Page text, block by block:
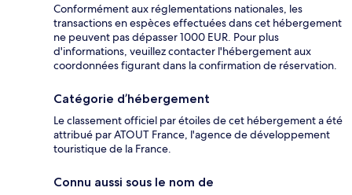
Conformément aux réglementations nationales, les
transactions en espèces effectuées dans cet hébergement
ne peuvent pas dépasser 1000 EUR. Pour plus
d'informations, veuillez contacter l'hébergement aux
coordonnées figurant dans la confirmation de réservation.
Catégorie d’hébergement
Le classement officiel par étoiles de cet hébergement a été
attribué par ATOUT France, l'agence de développement
touristique de la France.
Connu aussi sous le nom de